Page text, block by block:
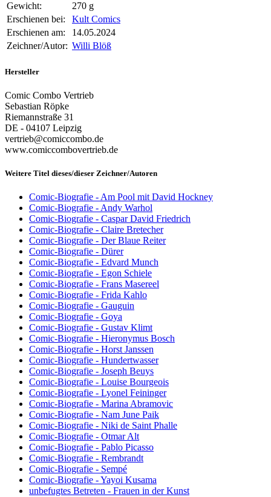
Gewicht:
270 g
Erschienen bei:
Kult Comics
Erschienen am:
14.05.2024
Zeichner/Autor: Willi Blöß
Hersteller
Comic Combo Vertrieb
Sebastian Röpke
Riemannstraße 31
DE - 04107 Leipzig
vertrieb@comiccombo.de
www.comiccombovertrieb.de
Weitere Titel dieses/dieser Zeichner/Autoren
Comic-Biografie - Am Pool mit David Hockney
Comic-Biografie - Andy Warhol
Comic-Biografie - Caspar David Friedrich
Comic-Biografie - Claire Bretecher
Comic-Biografie - Der Blaue Reiter
Comic-Biografie - Dürer
Comic-Biografie - Edvard Munch
Comic-Biografie - Egon Schiele
Comic-Biografie - Frans Masereel
Comic-Biografie - Frida Kahlo
Comic-Biografie - Gauguin
Comic-Biografie - Goya
Comic-Biografie - Gustav Klimt
Comic-Biografie - Hieronymus Bosch
Comic-Biografie - Horst Janssen
Comic-Biografie - Hundertwasser
Comic-Biografie - Joseph Beuys
Comic-Biografie - Louise Bourgeois
Comic-Biografie - Lyonel Feininger
Comic-Biografie - Marina Abramovic
Comic-Biografie - Nam June Paik
Comic-Biografie - Niki de Saint Phalle
Comic-Biografie - Otmar Alt
Comic-Biografie - Pablo Picasso
Comic-Biografie - Rembrandt
Comic-Biografie - Sempé
Comic-Biografie - Yayoi Kusama
unbefugtes Betreten - Frauen in der Kunst